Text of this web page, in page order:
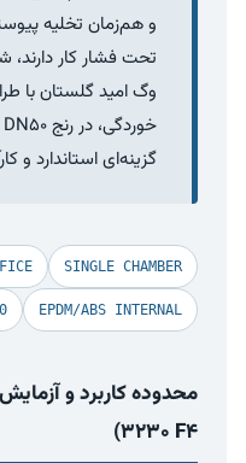
و هم‌زمان تخلیه
تحت فشار کار
وگ امید گلستان با
گزینه‌ای استاندارد و
SINGLE CHAMBER
EPDM/ABS INTERNAL
3230 F4)